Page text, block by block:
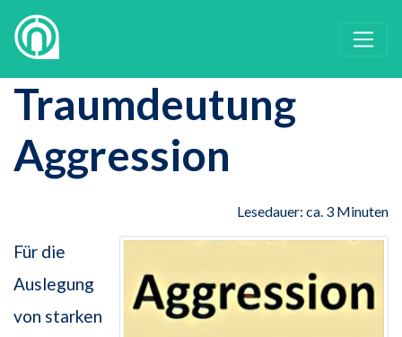
Traumdeutung
Aggression
Lesedauer: ca. 3 Minuten
Für die
Auslegung
von starken